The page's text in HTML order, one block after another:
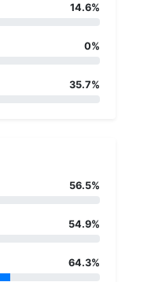
14.6%
0%
35.7%
56.5%
54.9%
64.3%